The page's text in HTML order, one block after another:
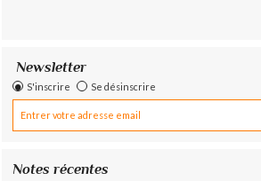
Newsletter
S'inscrire Se désinscrire
Notes récentes